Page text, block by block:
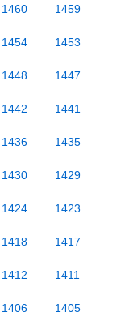
1460 1459
1454 1453
1448 1447
1442 1441
1436 1435
1430 1429
1424 1423
1418 1417
1412 1411
1406 1405